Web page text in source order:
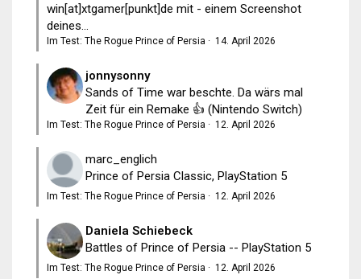
win[at]xtgamer[punkt]de mit - einem Screenshot
deines...
Im Test: The Rogue Prince of Persia · 14. April 2026
jonnysonny
Sands of Time war beschte. Da wärs mal
Zeit für ein Remake 👍 (Nintendo Switch)
Im Test: The Rogue Prince of Persia · 12. April 2026
marc_englich
Prince of Persia Classic, PlayStation 5
Im Test: The Rogue Prince of Persia · 12. April 2026
Daniela Schiebeck
Battles of Prince of Persia -- PlayStation 5
Im Test: The Rogue Prince of Persia · 12. April 2026